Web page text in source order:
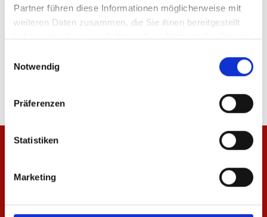
Partner führen diese Informationen möglicherweise mit
weiteren Daten zusammen, die Sie ihnen bereitgestellt
haben oder die sie im Rahmen Ihrer Nutzung der Dienste
Notwendig
Präferenzen
Statistiken
Marketing
-50%
19,98 €39,95 €
-50%
39,95 €